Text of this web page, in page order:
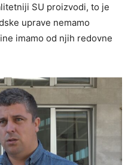
SU proizvodi, to je
uprave nemamo
imamo od njih redovne